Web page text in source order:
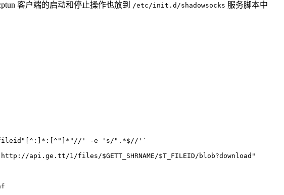
客户端的启动和停止操作也放到 /etc/init.d/shadowsocks 服务脚本中